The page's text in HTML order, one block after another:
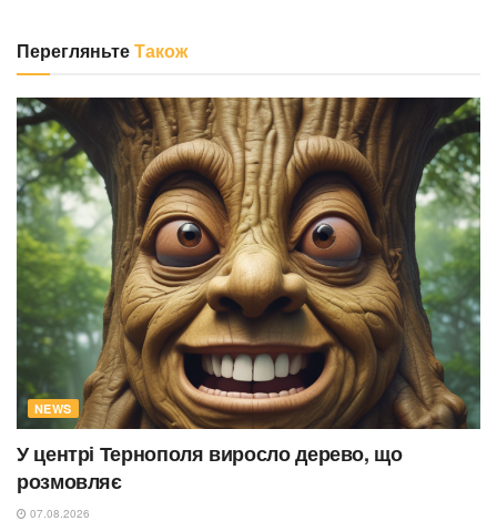
ПерегляньтеТакож
NEWS
У центрі Тернополя виросло дерево, що
розмовляє
07.08.2026